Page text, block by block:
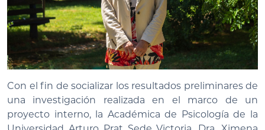
Con el fin de socializar los resultados preliminares de
una investigación realizada en el marco de un
proyecto interno, la Académica de Psicología de la